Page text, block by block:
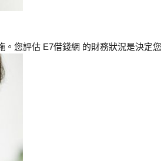
您評估 E7借錢網 的財務狀況是決定